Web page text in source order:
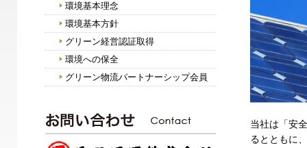
環境基本理念
環境基本方針
グリーン経営認証取得
環境への保全
グリーン物流パートナーシップ会員
当社は「安
るとともに